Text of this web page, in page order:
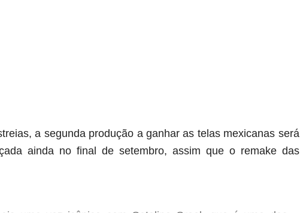
a segunda produção a ganhar as telas mexicanas será
ainda no final de setembro, assim que o remake das